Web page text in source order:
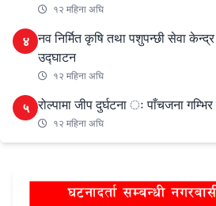
१२ महिना अघि
४ नव निर्मित कृषि तथा पशुपन्छी सेवा
उद्घाटन
१२ महिना अघि
५ रोल्पामा जीप दुर्घटना ः पाँचजना
१२ महिना अघि